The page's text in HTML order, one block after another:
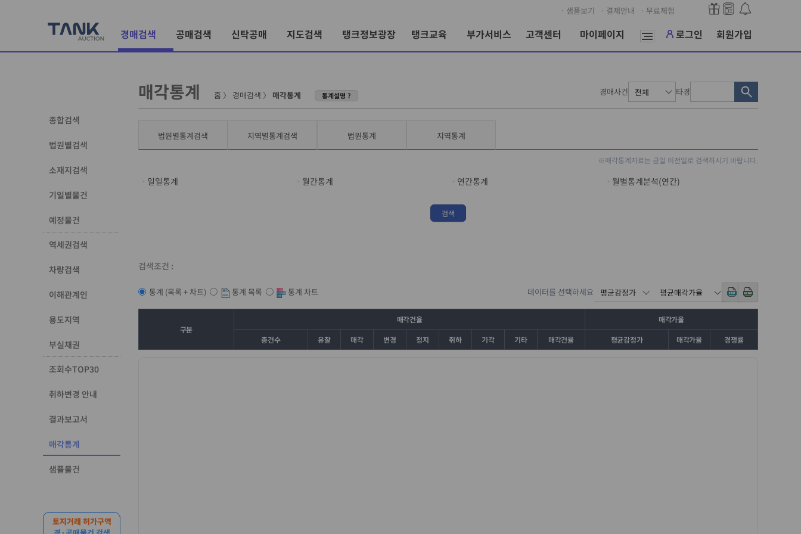
· 샘플보기 · 결제안내 · 무료체험
경매검색 공매검색 신탁공매 지도검색 탱크정보광장 탱크교육 부가서비스 고객센터 마이페이지 로그인 회원가입
종합검색
법원별검색
소재지검색
기일별물건
예정물건
역세권검색
차량검색
이해관계인
용도지역
부실채권
조회수TOP30
취하변경 안내
결과보고서
매각통계
샘플물건
토지거래 허가구역
매각통계 홈 〉 경매검색 〉 매각통계 통계설명 ? 경매사건 타경
법원별통계검색 지역별통계검색 법원통계 지역통계
※매각통계자료는 금일 이전일로 검색하시기 바랍니다.
일일통계 월간통계 연간통계 월별통계분석(연간)
검색
검색조건 :
통계 (목록 + 차트) 통계 목록 통계 차트 데이터를 선택하세요
구분
매각건율
매각가율
총건수
유찰 매각 변경 정지 취하 기각 기타 매각건율 평균감정가 매각가율 경쟁률